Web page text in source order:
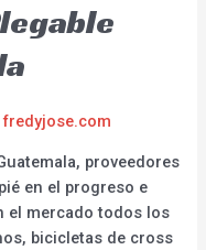
fredyjose.com
proveedores
en el progreso e
el mercado todos los
bicicletas de cross